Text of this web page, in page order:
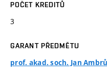
POČET KREDITŮ
3
GARANT PŘEDMĚTU
prof. akad. soch. Jan